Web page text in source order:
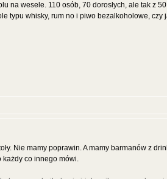
na wesele. 110 osób, 70 dorosłych, ale tak z
typu whisky, rum no i piwo bezalkoholowe,
Nie mamy poprawin. A mamy barmanów z
każdy co innego mówi.